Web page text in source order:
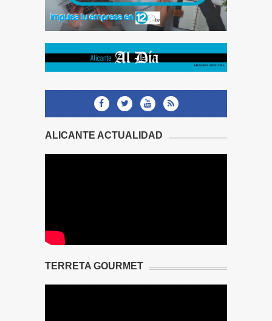
ALICANTE ACTUALIDAD
TERRETA GOURMET